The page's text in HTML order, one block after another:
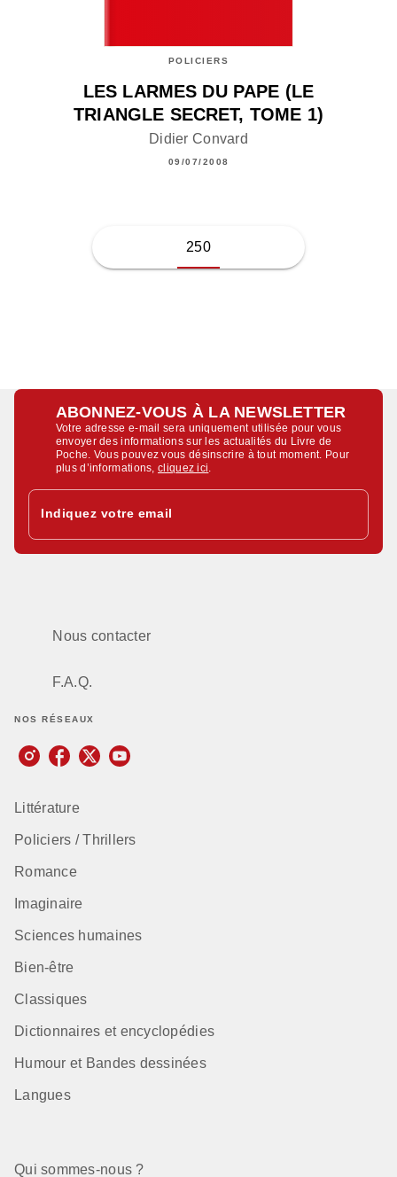
POLICIERS
LES LARMES DU PAPE (LE
TRIANGLE SECRET, TOME 1)
Didier Convard
09/07/2008
250
ABONNEZ-VOUS À LA NEWSLETTER
Votre adresse e-mail sera uniquement utilisée pour vous
envoyer des informations sur les actualités du Livre de
Poche. Vous pouvez vous désinscrire à tout moment. Pour
plus d’informations,cliquez ici
Indiquez votre email
Nous contacter
F.A.Q.
NOS RÉSEAUX
Littérature
Policiers / Thrillers
Romance
Imaginaire
Sciences humaines
Bien-être
Classiques
Dictionnaires et encyclopédies
Humour et Bandes dessinées
Langues
Qui sommes-nous ?